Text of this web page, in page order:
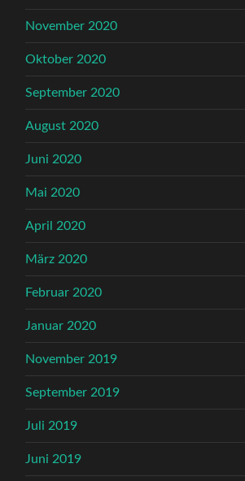
November 2020
Oktober 2020
September 2020
August 2020
Juni 2020
Mai 2020
April 2020
März 2020
Februar 2020
Januar 2020
November 2019
September 2019
Juli 2019
Juni 2019